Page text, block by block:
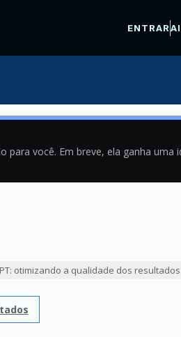
ENTRAR
você. Em breve, ela ganha
otimizando a qualidade dos resultados